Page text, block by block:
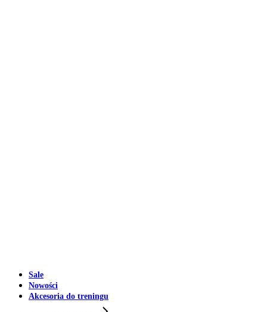
Sale
Nowości
Akcesoria do treningu